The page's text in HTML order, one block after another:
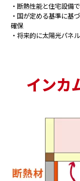
・断熱性能と住宅設備
・国が定める基準に基
確保
・将来的に太陽光パネ
インカ